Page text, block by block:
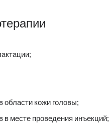
кожи головы;
месте проведения инъекций;